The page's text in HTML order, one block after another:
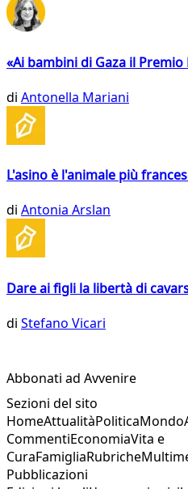
«Ai bambini di Gaza il
di Antonella Mariani
L'asino è l'animale più
di Antonia Arslan
Dare ai figli la libertà di
di Stefano Vicari
Abbonati ad Avvenire
Sezioni del sito
HomeAttualitàPoliticaMondo
CommentiEconomiaVita e
CuraFamigliaRubriche
Pubblicazioni